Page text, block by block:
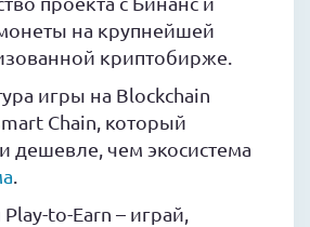
на крупнейшей
криптобирже.
игры на Blockchain
Chain, который
дешевле, чем экосистема
to-Earn – играй,